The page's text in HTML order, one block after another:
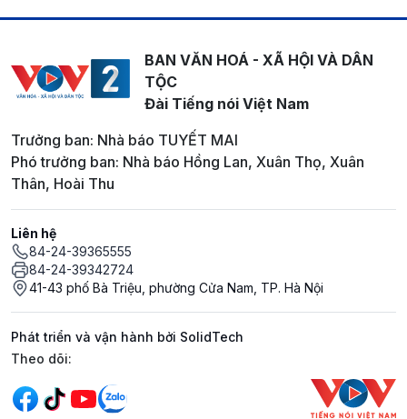
BAN VĂN HOÁ - XÃ HỘI VÀ DÂN
TỘC
Đài Tiếng nói Việt Nam
Trưởng ban: Nhà báo TUYẾT MAI
Phó trưởng ban: Nhà báo Hồng Lan, Xuân Thọ, Xuân
Thân, Hoài Thu
Liên hệ
84-24-39365555
84-24-39342724
41-43 phố Bà Triệu, phường Cửa Nam, TP. Hà Nội
Phát triển và vận hành bởi SolidTech
Mạng xã hội
Theo dõi: